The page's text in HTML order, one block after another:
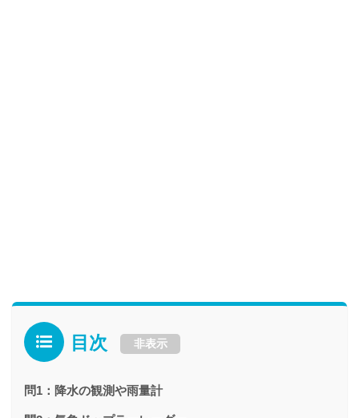
目次 非表示
問1：降水の観測や雨量計